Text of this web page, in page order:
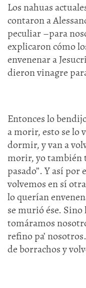
Los nahuas
contaron a
peculiar –para
explicaron cómo
envenenar a
dieron vinagre
Entonces lo
a morir, esto se lo
dormir, y van a
morir, yo también
pasado”. Y así por
volvemos en sí
lo querían
se murió ése.
tomáramos
refino pa’
de borrachos y